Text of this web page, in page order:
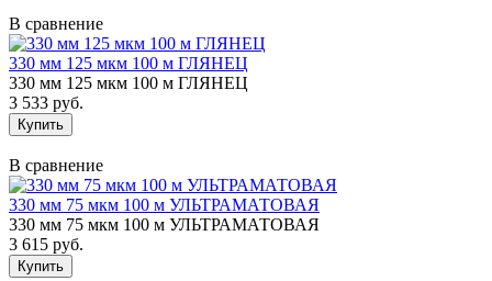
В сравнение
330 мм 125 мкм 100 м ГЛЯНЕЦ
330 мм 125 мкм 100 м ГЛЯНЕЦ
3 533 руб.
В сравнение
330 мм 75 мкм 100 м УЛЬТРАМАТОВАЯ
330 мм 75 мкм 100 м УЛЬТРАМАТОВАЯ
3 615 руб.